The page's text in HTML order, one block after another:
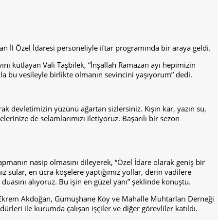
İl Özel İdaresi personeliyle iftar programında bir araya geldi.
kutlayan Vali Taşbilek, “İnşallah Ramazan ayı hepimizin
bu vesileyle birlikte olmanın sevincini yaşıyorum” dedi.
devletimizin yüzünü ağartan sizlersiniz. Kışın kar, yazın su,
de selamlarımızı iletiyoruz. Başarılı bir sezon
nasip olmasını dileyerek, “Özel İdare olarak geniş bir
sular, en ücra köşelere yaptığımız yollar, derin vadilere
alıyoruz. Bu işin en güzel yanı” şeklinde konuştu.
Akdoğan, Gümüşhane Köy ve Mahalle Muhtarları Derneği
ile kurumda çalışan işçiler ve diğer görevliler katıldı.